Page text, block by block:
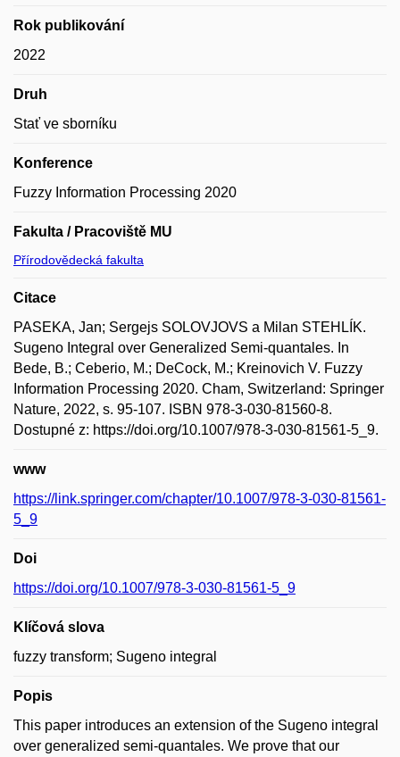
Rok publikování
2022
Druh
Stať ve sborníku
Konference
Fuzzy Information Processing 2020
Fakulta / Pracoviště MU
Přírodovědecká fakulta
Citace
PASEKA, Jan; Sergejs SOLOVJOVS a Milan STEHLÍK.
Sugeno Integral over Generalized Semi-quantales. In
Bede, B.; Ceberio, M.; DeCock, M.; Kreinovich V. Fuzzy
Information Processing 2020. Cham, Switzerland: Springer
Nature, 2022, s. 95-107. ISBN 978-3-030-81560-8.
Dostupné z: https://doi.org/10.1007/978-3-030-81561-5_9.
www
https://link.springer.com/chapter/10.1007/978-3-030-81561-
5_9
Doi
https://doi.org/10.1007/978-3-030-81561-5_9
Klíčová slova
fuzzy transform; Sugeno integral
Popis
This paper introduces an extension of the Sugeno integral
over generalized semi-quantales. We prove that our